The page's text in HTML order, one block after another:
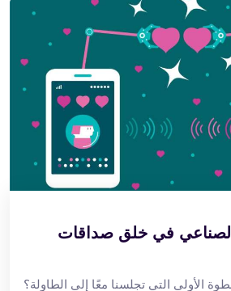
في خلق صداقات
الأولى التي تجلسنا معًا إلى الطاولة؟